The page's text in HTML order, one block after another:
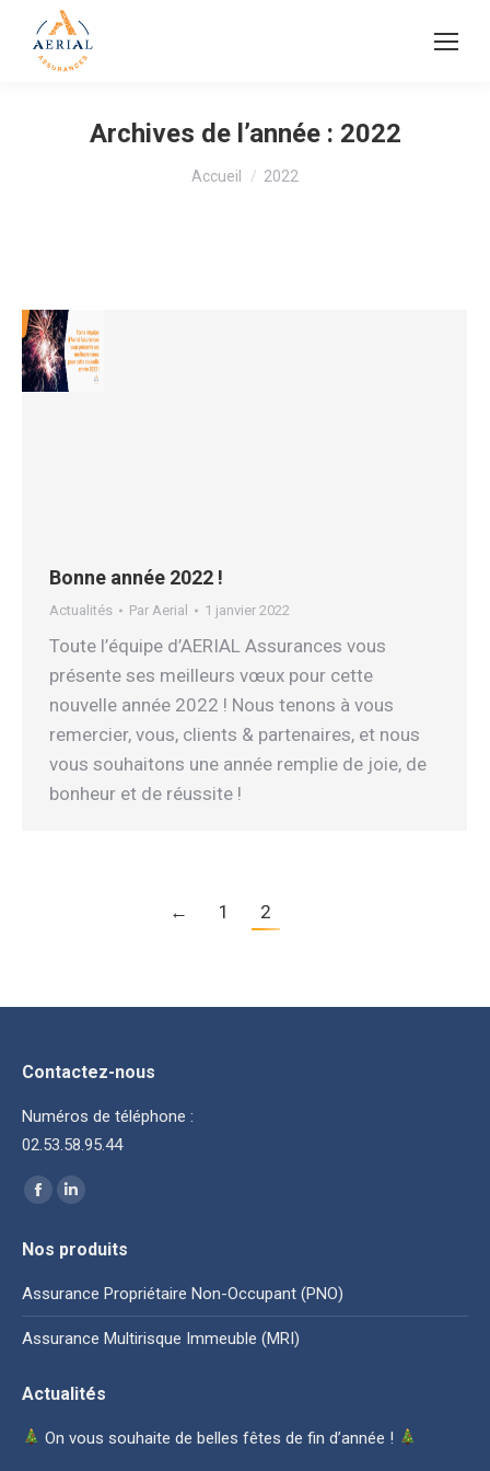
Archives de l’année : 2022
Vous êtes ici :
Accueil 2022
Bonne année 2022 !
Actualités Par Aerial 1 janvier 2022
Toute l’équipe d’AERIAL Assurances vous
présente ses meilleurs vœux pour cette
nouvelle année 2022 ! Nous tenons à vous
remercier, vous, clients & partenaires, et nous
vous souhaitons une année remplie de joie, de
bonheur et de réussite !
← 1 2
Contactez-nous
Numéros de téléphone :
02.53.58.95.44
Trouvez nous sur :
La
Facebook
s'ouvre
dans
une
fenêtre
La
LinkedIn
s'ouvre
dans
une
fenêtre
Nos produits
Assurance Propriétaire Non-Occupant (PNO)
Assurance Multirisque Immeuble (MRI)
Actualités
On vous souhaite de belles fêtes de fin d’année !